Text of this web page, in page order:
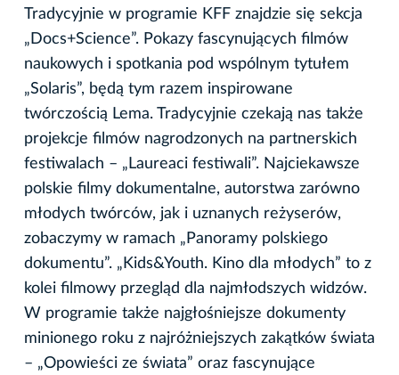
Tradycyjnie w programie KFF znajdzie się sekcja
„Docs+Science”. Pokazy fascynujących filmów
naukowych i spotkania pod wspólnym tytułem
„Solaris”, będą tym razem inspirowane
twórczością Lema. Tradycyjnie czekają nas także
projekcje filmów nagrodzonych na partnerskich
festiwalach – „Laureaci festiwali”. Najciekawsze
polskie filmy dokumentalne, autorstwa zarówno
młodych twórców, jak i uznanych reżyserów,
zobaczymy w ramach „Panoramy polskiego
dokumentu”. „Kids&Youth. Kino dla młodych” to z
kolei filmowy przegląd dla najmłodszych widzów.
W programie także najgłośniejsze dokumenty
minionego roku z najróżniejszych zakątków świata
– „Opowieści ze świata” oraz fascynujące